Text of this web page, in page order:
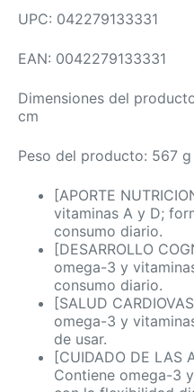
UPC: 042279133331
EAN: 0042279133331
Dimensiones del
cm
Peso del producto: 567 g
[APORTE
vitaminas A y D;
consumo diario.
[DESARROLLO
omega-3 y
consumo diario.
[SALUD
omega-3 y
de usar.
[CUIDADO DE LAS
Contiene omega-3